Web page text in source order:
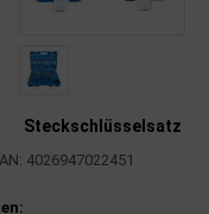
Steckschlüsselsatz
4026947022451